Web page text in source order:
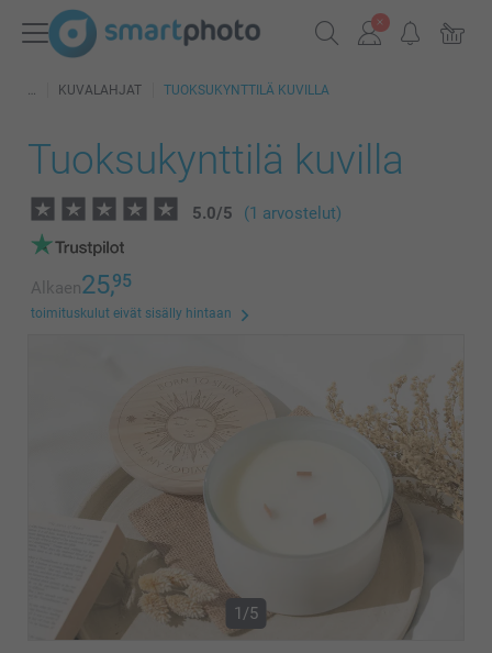
KUVALAHJAT TUOKSUKYNTTILÄ KUVILLA
Tuoksukynttilä kuvilla
5.0/5 (1 arvostelut)
Alkaen25,95
toimituskulut eivät sisälly hintaan
1/5